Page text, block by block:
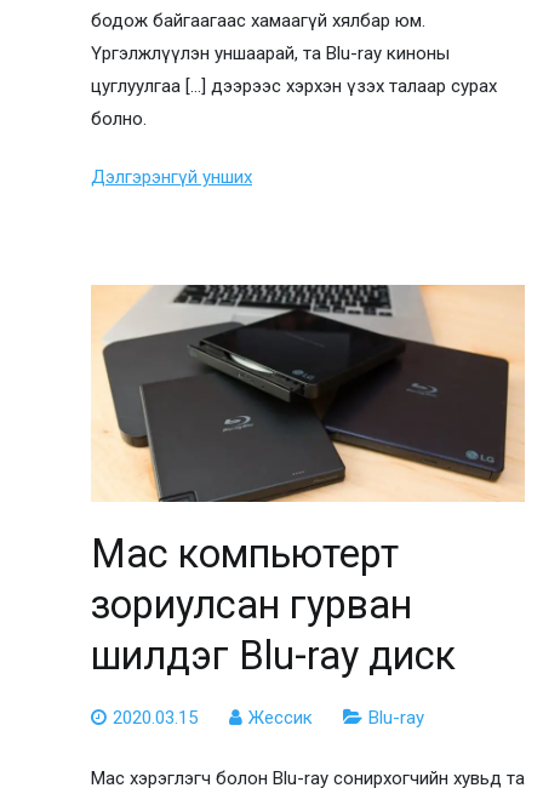
бодож байгаагаас хамаагүй хялбар юм.
Үргэлжлүүлэн уншаарай, та Blu-ray киноны
цуглуулгаа […] дээрээс хэрхэн үзэх талаар сурах
болно.
Дэлгэрэнгүй унших
Mac компьютерт
зориулсан гурван
шилдэг Blu-ray диск
2020.03.15 Жессик Blu-ray
Mac хэрэглэгч болон Blu-ray сонирхогчийн хувьд та